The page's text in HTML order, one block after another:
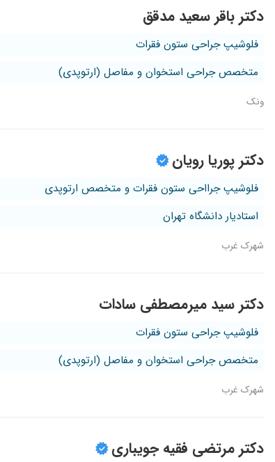
دکتر باقر سعید مدقق
فلوشیپ جراحی ستون فقرات
متخصص جراحی استخوان و مفاصل (ارتوپدی)
ونک
دکتر پوریا رویان
فلوشیپ جرااحی ستون فقرات و متخصص ارتوپدی
استادیار دانشگاه تهران
شهرک غرب
دکتر سید میرمصطفی سادات
فلوشیپ جراحی ستون فقرات
متخصص جراحی استخوان و مفاصل (ارتوپدی)
شهرک غرب
دکتر مرتضی فقیه جویباری